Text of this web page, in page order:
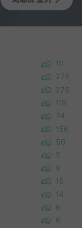
10
275
275
119
74
156
50
5
9
15
14
6
6